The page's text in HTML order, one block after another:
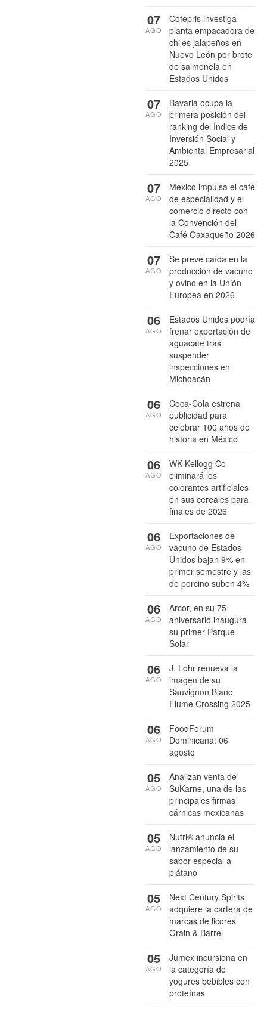
Cofepris investiga
planta empacadora de
chiles jalapeños en
Nuevo León por brote
de salmonela en
Estados Unidos
07
AGO
Bavaria ocupa la
primera posición del
ranking del Índice de
Inversión Social y
Ambiental Empresarial
2025
07
AGO
México impulsa el café
de especialidad y el
comercio directo con
la Convención del
Café Oaxaqueño 2026
07
AGO
Se prevé caída en la
producción de vacuno
y ovino en la Unión
Europea en 2026
07
AGO
Estados Unidos podría
frenar exportación de
aguacate tras
suspender
inspecciones en
Michoacán
06
AGO
Coca-Cola estrena
publicidad para
celebrar 100 años de
historia en México
06
AGO
WK Kellogg Co
eliminará los
colorantes artificiales
en sus cereales para
finales de 2026
06
AGO
Exportaciones de
vacuno de Estados
Unidos bajan 9% en
primer semestre y las
de porcino suben 4%
06
AGO
Arcor, en su 75
aniversario inaugura
su primer Parque
Solar
06
AGO
J. Lohr renueva la
imagen de su
Sauvignon Blanc
Flume Crossing 2025
06
AGO
FoodForum
Dominicana: 06
agosto
06
AGO
Analizan venta de
SuKarne, una de las
principales firmas
cárnicas mexicanas
05
AGO
Nutri® anuncia el
lanzamiento de su
sabor especial a
plátano
05
AGO
Next Century Spirits
adquiere la cartera de
marcas de licores
Grain & Barrel
05
AGO
Jumex incursiona en
la categoría de
yogures bebibles con
proteínas
05
AGO